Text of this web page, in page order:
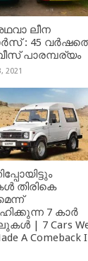
ലീന
: 45
പാരമ്പര്യം
2021
തിരികെ
7 കാർ
| 7 Cars
A Comeback